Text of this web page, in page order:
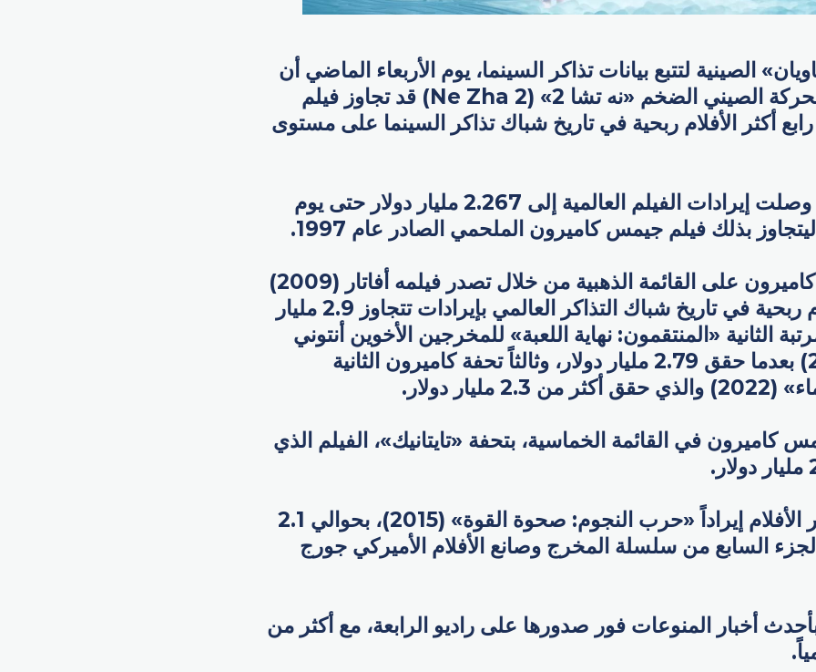
الصينية لتتبع بيانات تذاكر السينما، يوم الأربعاء الماضي أن
فيلم الرسوم المتحركة الصيني الضخم «نه تشا 2» (Ne Zha 2) قد تجاوز فيلم
رابع أكثر الأفلام ربحية في تاريخ شباك تذاكر السينما على مستوى
وبحسب شينخوا، وصلت إيرادات الفيلم العالمية إلى 2.267 مليار دولار حتى يوم
بذلك فيلم جيمس كاميرون الملحمي الصادر عام 1997.
ويستحوذ جيمس كاميرون على القائمة الذهبية من خلال تصدر فيلمه أفاتار (2009)
قائمة أعلى الأفلام ربحية في تاريخ شباك التذاكر العالمي بإيرادات تتجاوز 2.9 مليار
الثانية «المنتقمون: نهاية اللعبة» للمخرجين الأخوين أنتوني
وجو روسو (2019) بعدما حقق 2.79 مليار دولار، وثالثاً تحفة كاميرون الثانية
مليار دولار.
كاميرون في القائمة الخماسية، بتحفة «تايتانيك»، الفيلم الذي
وتشمل قائمة أكثر الأفلام إيراداً «حرب النجوم: صحوة القوة» (2015)، بحوالي 2.1
الجزء السابع من سلسلة المخرج وصانع الأفلام الأميركي جورج
أخبار المنوعات فور صدورها على راديو الرابعة، مع أكثر من